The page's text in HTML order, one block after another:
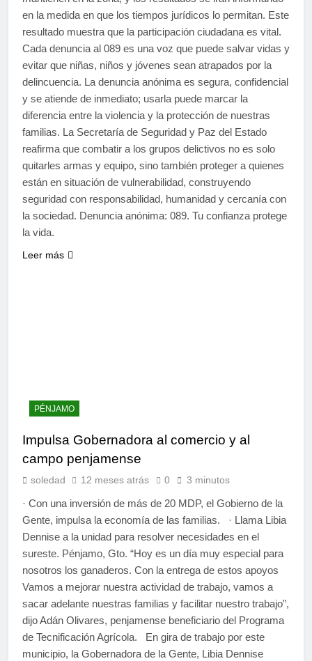
en la medida en que los tiempos jurídicos lo permitan. Este
resultado muestra que la participación ciudadana es vital.
Cada denuncia al 089 es una voz que puede salvar vidas y
evitar que niñas, niños y jóvenes sean atrapados por la
delincuencia. La denuncia anónima es segura, confidencial
y se atiende de inmediato; usarla puede marcar la
diferencia entre la violencia y la protección de nuestras
familias. La Secretaría de Seguridad y Paz del Estado
reafirma que combatir a los grupos delictivos no es solo
quitarles armas y equipo, sino también proteger a quienes
están en situación de vulnerabilidad, construyendo
seguridad con responsabilidad, humanidad y cercanía con
la sociedad. Denuncia anónima: 089. Tu confianza protege
la vida.
Leer más
PÉNJAMO
Impulsa Gobernadora al comercio y al
campo penjamense
soledad 12 meses atrás 0 3 minutos
· Con una inversión de más de 20 MDP, el Gobierno de la
Gente, impulsa la economía de las familias. · Llama Libia
Dennise a la unidad para resolver necesidades en el
sureste. Pénjamo, Gto. “Hoy es un día muy especial para
nosotros los ganaderos. Con la entrega de estos apoyos
Vamos a mejorar nuestra actividad de trabajo, vamos a
sacar adelante nuestras familias y facilitar nuestro trabajo”,
dijo Adán Olivares, penjamense beneficiario del Programa
de Tecnificación Agrícola. En gira de trabajo por este
municipio, la Gobernadora de la Gente, Libia Dennise